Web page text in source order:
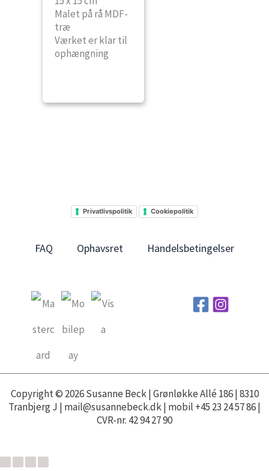
Malet på rå MDF-
træ
Værket er klar til
ophængning
Privatlivspolitik Cookiepolitik
FAQ Ophavsret Handelsbetingelser
Copyright © 2026 Susanne Beck | Grønløkke Allé 186 | 8310
Tranbjerg J | mail@susannebeck.dk | mobil +45 23 24 57 86 |
CVR-nr. 42 94 27 90